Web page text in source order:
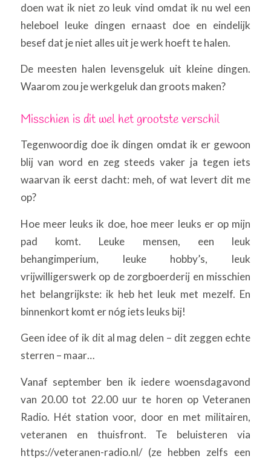
doen wat ik niet zo leuk vind omdat ik nu wel een
heleboel leuke dingen ernaast doe en eindelijk
besef dat je niet alles uit je werk hoeft te halen.
De meesten halen levensgeluk uit kleine dingen.
Waarom zou je werkgeluk dan groots maken?
Misschien is dit wel het grootste verschil
Tegenwoordig doe ik dingen omdat ik er gewoon
blij van word en zeg steeds vaker ja tegen iets
waarvan ik eerst dacht: meh, of wat levert dit me
op?
Hoe meer leuks ik doe, hoe meer leuks er op mijn
pad komt. Leuke mensen, een leuk
behangimperium, leuke hobby’s, leuk
vrijwilligerswerk op de zorgboerderij en misschien
het belangrijkste: ik heb het leuk met mezelf. En
binnenkort komt er nóg iets leuks bij!
Geen idee of ik dit al mag delen – dit zeggen echte
sterren – maar…
Vanaf september ben ik iedere woensdagavond
van 20.00 tot 22.00 uur te horen op Veteranen
Radio. Hét station voor, door en met militairen,
veteranen en thuisfront. Te beluisteren via
https://veteranen-radio.nl/ (ze hebben zelfs een